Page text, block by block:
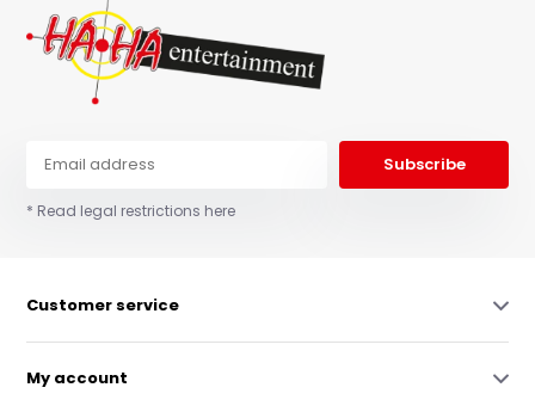
Subscribe
* Read legal restrictions here
Customer service
My account